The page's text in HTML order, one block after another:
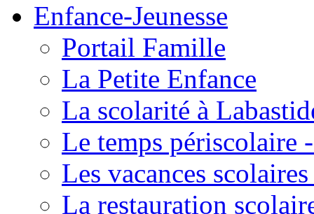
Enfance-Jeunesse
Portail Famille
La Petite Enfance
La scolarité à
Le temps périscolaire
Les vacances
La restauration